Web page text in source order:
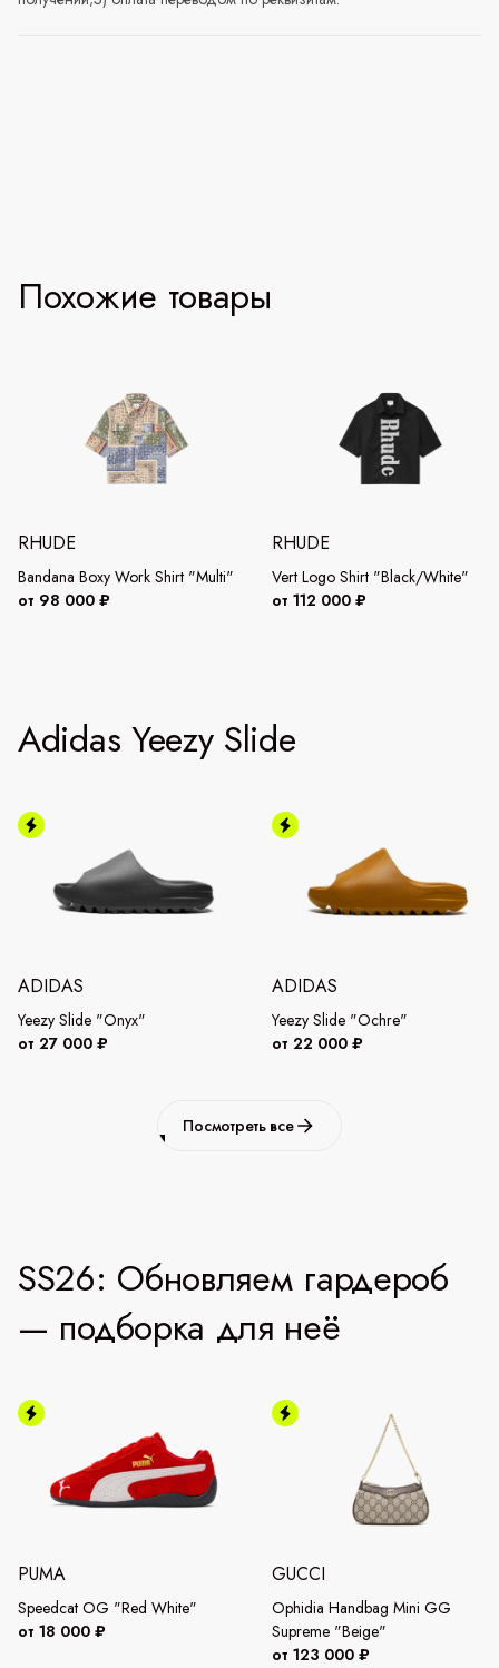
Похожие товары
RHUDE
Bandana Boxy Work Shirt "Multi"
от 98 000 ₽
RHUDE
Vert Logo Shirt "Black/White"
от 112 000 ₽
Adidas Yeezy Slide
ADIDAS
Yeezy Slide "Onyx"
от 27 000 ₽
ADIDAS
Yeezy Slide "Ochre"
от 22 000 ₽
Посмотреть все
SS26: Обновляем гардероб
— подборка для неё
PUMA
Speedcat OG "Red White"
от 18 000 ₽
GUCCI
Ophidia Handbag Mini GG
Supreme "Beige"
от 123 000 ₽